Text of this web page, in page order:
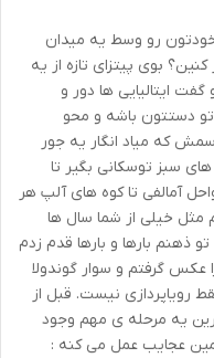
رو وسط یه میدان
بوی پیتزای تازه از یه
ایتالیایی ها دور و
دستتون باشه و محو
که میاد انگار یه جور
سبز توسکانی بگیر تا
آمالفی تا کوه های آلپ هر
خیلی از شما سال ها
ذهنم بارها و بارها قدم زدم
گرفتم و سوار گوندولا
رویاپردازی نیست. قبل از
یه مرحله ی مهم وجود
عجایب عمل می کنه :